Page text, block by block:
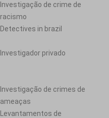
Investigação de crime de
racismo
Detectives in brazil
Investigador privado
Investigação de crimes de
ameaças
Levantamentos de